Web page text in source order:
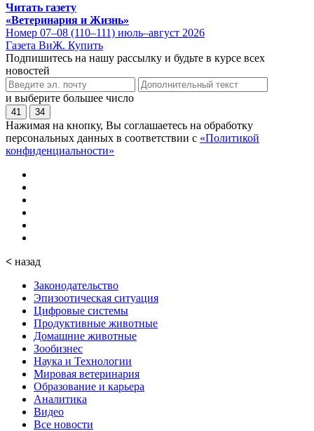
Читать газету
«Ветеринария и Жизнь»
Номер 07–08 (110–111) июль–август 2026
Газета ВиЖ. Купить
Подпишитесь на нашу рассылку и будьте в курсе всех
новостей
и выберите большее число
41 34
Нажимая на кнопку, Вы соглашаетесь на обработку
персональных данных в соответствии с «Политикой
конфиденциальности»
< назад
Законодательство
Эпизоотическая ситуация
Цифровые системы
Продуктивные животные
Домашние животные
Зообизнес
Наука и Технологии
Мировая ветеринария
Образование и карьера
Аналитика
Видео
Все новости